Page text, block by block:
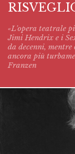
«L'opera teatrale
Jimi Hendrix e i
da decenni, mentre
ancora più
Franzen